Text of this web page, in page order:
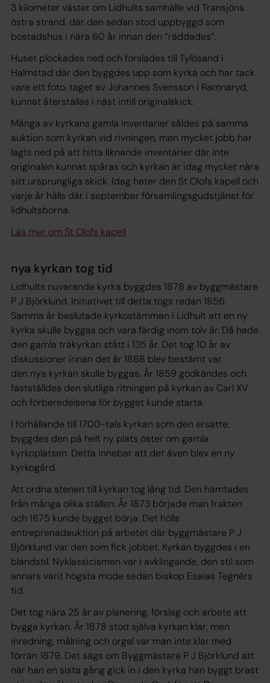
3 kilometer väster om Lidhults samhälle vid Transjöns
östra strand, där den sedan stod uppbyggd som
bostadshus i nära 60 år innan den ”räddades”.
Huset plockades ned och forslades till Tylösand i
Halmstad där den byggdes upp som kyrka och har tack
vare ett foto, taget av Johannes Svensson i Ramnaryd,
kunnat återställas i näst intill originalskick.
Många av kyrkans gamla inventarier såldes på samma
auktion som kyrkan vid rivningen, men mycket jobb har
lagts ned på att hitta liknande inventarier där inte
originalen kunnat spåras och kyrkan är idag mycket nära
sitt ursprungliga skick. Idag heter den St Olofs kapell och
varje år hålls där i september församlingsgudstjänst för
lidhultsborna.
Läs mer om St Olofs kapell
nya kyrkan tog tid
Lidhults nuvarande kyrka byggdes 1878 av byggmästare
P J Björklund. Initiativet till detta togs redan 1856.
Samma år beslutade kyrkostämman i Lidhult att en ny
kyrka skulle byggas och vara färdig inom tolv år. Då hade
den gamla träkyrkan stått i 135 år. Det tog 10 år av
diskussioner innan det år 1868 blev bestämt var
den nya kyrkan skulle byggas. År 1859 godkändes och
fastställdes den slutliga ritningen på kyrkan av Carl XV
och förberedelsena för bygget kunde starta.
I förhållande till 1700-tals kyrkan som den ersatte,
byggdes den på helt ny plats öster om gamla
kyrkoplatsen. Detta innebar att det även blev en ny
kyrkogård.
Att ordna stenen till kyrkan tog lång tid. Den hämtades
från många olika ställen. År 1873 började man frakten
och 1875 kunde bygget börja. Det hölls
entreprenadauktion på arbetet där byggmästare P J
Björklund var den som fick jobbet. Kyrkan byggdes i en
blandstil. Nyklassicismen var i avklingande, den stil som
annars varit högsta mode sedan biskop Esaias Tegnérs
tid.
Det tog nära 25 år av planering, förslag och arbete att
bygga kyrkan. År 1878 stod själva kyrkan klar, men
inredning, målning och orgel var man inte klar med
förrän 1879. Det sägs om Byggmästare P J Björklund att
när han en sista gång gick in i den kyrka han byggt brast